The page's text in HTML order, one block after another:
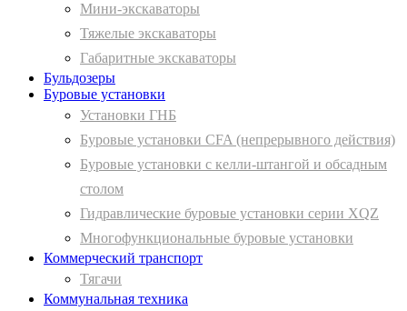
Мини-экскаваторы
Тяжелые экскаваторы
Габаритные экскаваторы
Бульдозеры
Буровые установки
Установки ГНБ
Буровые установки CFA (непрерывного действия)
Буровые установки с келли-штангой и обсадным
столом
Гидравлические буровые установки серии XQZ
Многофункциональные буровые установки
Коммерческий транспорт
Тягачи
Коммунальная техника